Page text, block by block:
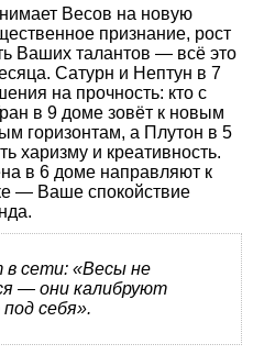
Весов на новую
признание, рост
Ваших талантов — всё это
Сатурн и Нептун в 7
на прочность: кто с
в 9 доме зовёт к новым
горизонтам, а Плутон в 5
харизму и креативность.
в 6 доме направляют к
— Ваше спокойствие
сети: «Весы не
— они калибруют
себя».